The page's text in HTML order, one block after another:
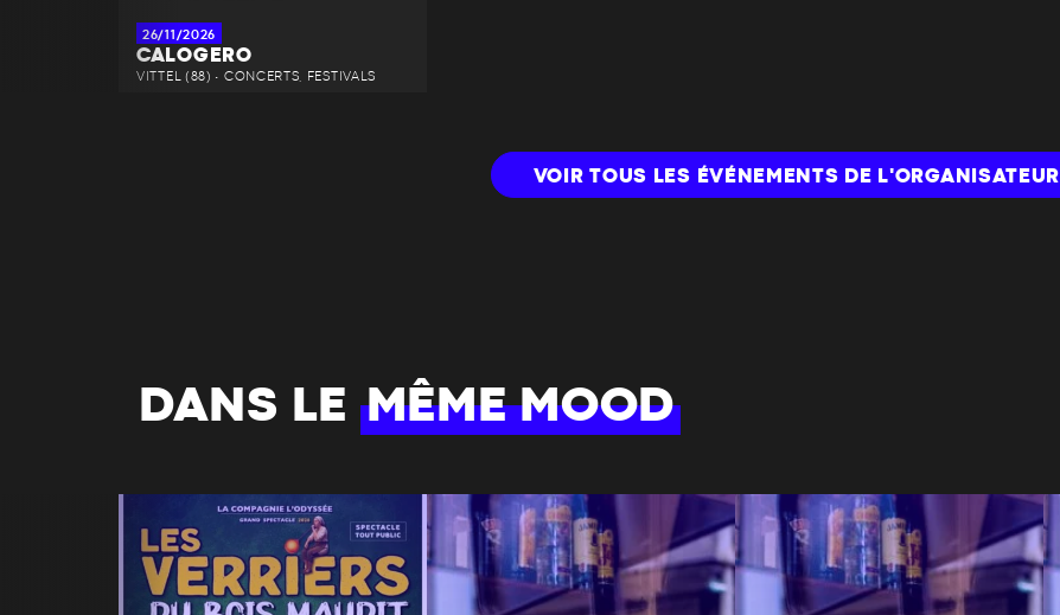
26/11/2026
CALOGERO
VITTEL (88) • CONCERTS, FESTIVALS
VOIR TOUS LES ÉVÉNEMENTS DE L'ORGANISATEUR
DANS LE MÊME MOOD